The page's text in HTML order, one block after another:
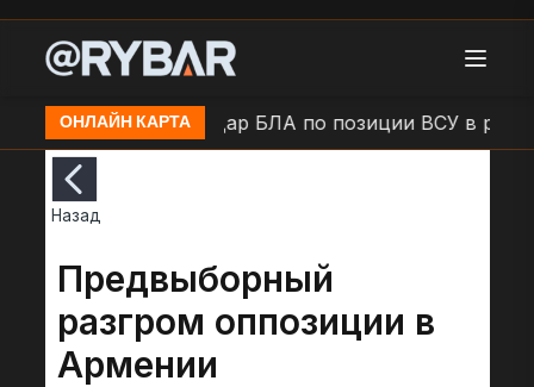
ОНЛАЙН КАРТА
н.п. Камыши Удар БЛА по позиции ВСУ в районе
Назад
Предвыборный
разгром оппозиции в
Армении